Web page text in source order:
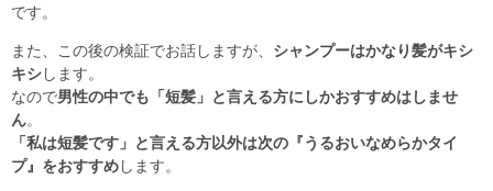
です。
また、この後の検証でお話しますが、 シャンプーはかなり髪がキシ
キシします。
なので男性の中でも「短髪」と言える方にしかおすすめはしませ
ん。
「私は短髪です」と言える方以外は次の『うるおいなめらかタイ
プ』をおすすめします。